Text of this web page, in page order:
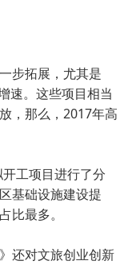
步拓展，尤其是
速。这些项目相当
，那么，2017年高
工项目进行了分
基础设施建设提
比最多。
还对文旅创业创新